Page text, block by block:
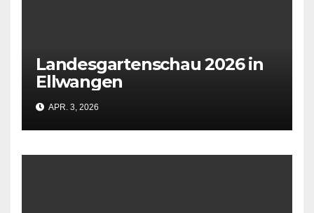
Landesgartenschau 2026 in
Ellwangen
APR. 3, 2026